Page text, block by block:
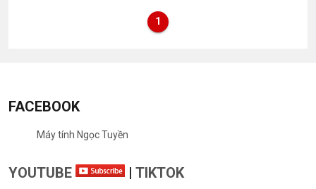
1
FACEBOOK
Máy tính Ngọc Tuyền
YOUTUBE | TIKTOK